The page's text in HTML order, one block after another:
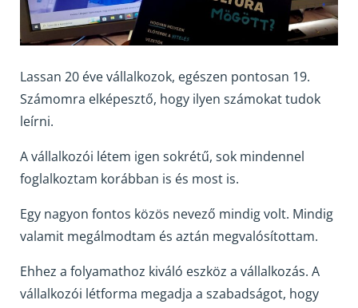
Lassan 20 éve vállalkozok, egészen pontosan 19.
Számomra elképesztő, hogy ilyen számokat tudok
leírni.
A vállalkozói létem igen sokrétű, sok mindennel
foglalkoztam korábban is és most is.
Egy nagyon fontos közös nevező mindig volt. Mindig
valamit megálmodtam és aztán megvalósítottam.
Ehhez a folyamathoz kiváló eszköz a vállalkozás. A
vállalkozói létforma megadja a szabadságot, hogy